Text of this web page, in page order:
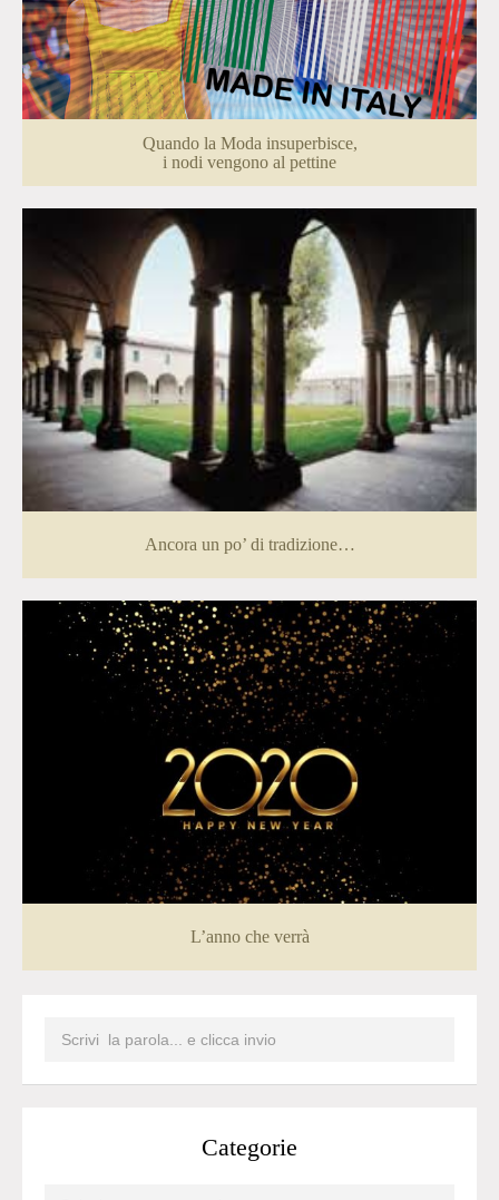
Quando la Moda insuperbisce,
i nodi vengono al pettine
Ancora un po’ di tradizione…
L’anno che verrà
Categorie